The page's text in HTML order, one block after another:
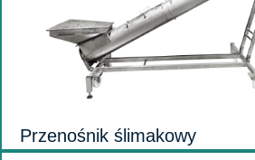
Przenośnik ślimakowy